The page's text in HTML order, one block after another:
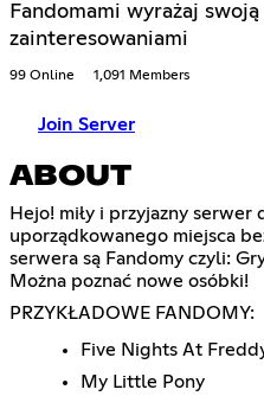
Fandomami wyrażaj
zainteresowaniami
99 Online 1,091 Members
Join Server
ABOUT
Hejo! miły i przyjazny serwer
uporządkowanego miejsca
serwera są Fandomy czyli:
Można poznać nowe osóbki!
PRZYKŁADOWE FANDOMY:
Five Nights At
My Little Pony